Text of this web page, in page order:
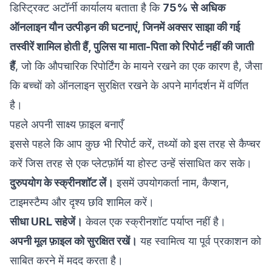
डिस्ट्रिक्ट अटॉर्नी कार्यालय बताता है कि 75% से अधिक
ऑनलाइन यौन उत्पीड़न की घटनाएं, जिनमें अक्सर साझा की गई
तस्वीरें शामिल होती हैं, पुलिस या माता-पिता को रिपोर्ट नहीं की जाती
हैं, जो कि औपचारिक रिपोर्टिंग के मायने रखने का एक कारण है, जैसा
किबच्चों को ऑनलाइन सुरक्षित रखनेके अपने मार्गदर्शन में वर्णित
है।
पहले अपनी साक्ष्य फ़ाइल बनाएँ
इससे पहले कि आप कुछ भी रिपोर्ट करें, तथ्यों को इस तरह से कैप्चर
करें जिस तरह से एक प्लेटफ़ॉर्म या होस्ट उन्हें संसाधित कर सके।
दुरुपयोग के स्क्रीनशॉट लें। इसमें उपयोगकर्ता नाम, कैप्शन,
टाइमस्टैम्प और दृश्य छवि शामिल करें।
सीधा URL सहेजें। केवल एक स्क्रीनशॉट पर्याप्त नहीं है।
अपनी मूल फ़ाइल को सुरक्षित रखें। यह स्वामित्व या पूर्व प्रकाशन को
साबित करने में मदद करता है।